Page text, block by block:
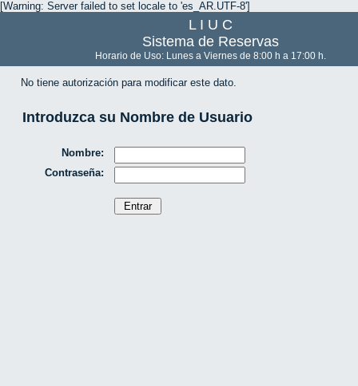
[Warning: Server failed to set locale to 'es_AR.UTF-8']
L I U C
Sistema de Reservas
Horario de Uso: Lunes a Viernes de 8:00 h a 17:00 h.
No tiene autorización para modificar este dato.
Introduzca su Nombre de Usuario
Nombre:
Contraseña: